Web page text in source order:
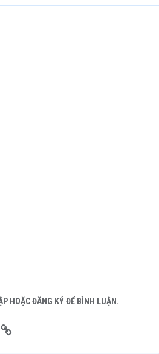
HOẶC ĐĂNG KÝ ĐỂ BÌNH LUẬN.